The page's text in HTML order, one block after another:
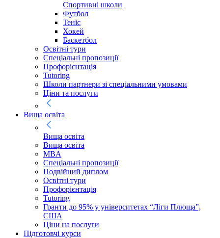
Спортивні школи
Футбол
Теніс
Хокей
Баскетбол
Освітні тури
Спеціальні пропозиції
Профорієнтація
Tutoring
Школи партнери зі спеціальними умовами
Ціни та послуги
Вища освіта
Вища освіта
Вища освіта
MBA
Спеціальні пропозиції
Подвійний диплом
Освітні тури
Профорієнтація
Tutoring
Гранти до 95% у університетах “Ліги Плюща”,
США
Ціни на послуги
Підготовчі курси